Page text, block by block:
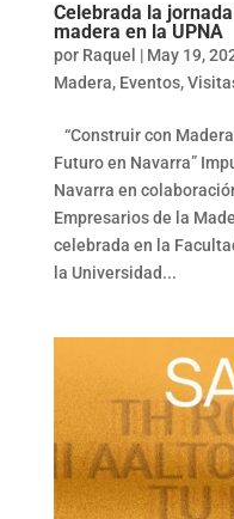
Celebrada la
madera en la UPNA
por Raquel | May 19,
Madera, Eventos,
“Construir con
Futuro en Navarra”
Navarra en
Empresarios de la
celebrada en la
la Universidad...